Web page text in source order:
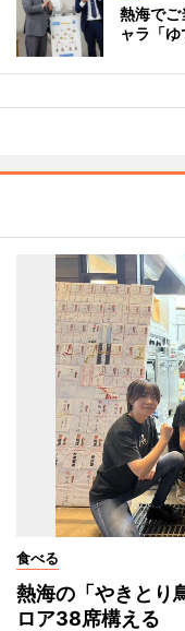
熱海で
ャラ「
食べる
熱海の「やきと
ロア38席構える